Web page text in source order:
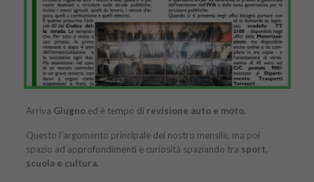
Arriva Giugno ed è tempo di revisione auto e moto.
Questo l’argomento principale del nostro mensile, ma poi
spazio ad approfondimenti e curiosità spaziando tra sport,
scuola e cultura.